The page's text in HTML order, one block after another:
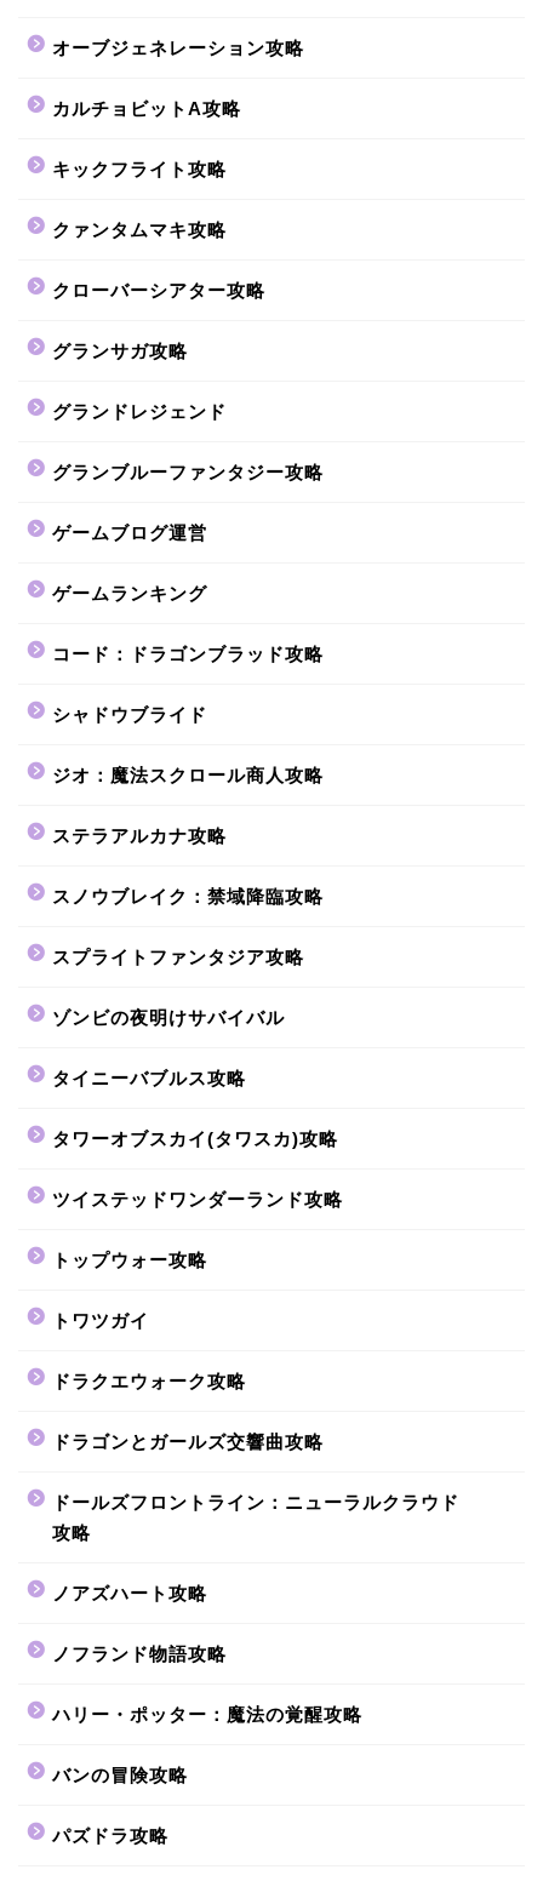
オーブジェネレーション攻略
カルチョビットA攻略
キックフライト攻略
クァンタムマキ攻略
クローバーシアター攻略
グランサガ攻略
グランドレジェンド
グランブルーファンタジー攻略
ゲームブログ運営
ゲームランキング
コード：ドラゴンブラッド攻略
シャドウブライド
ジオ：魔法スクロール商人攻略
ステラアルカナ攻略
スノウブレイク：禁域降臨攻略
スプライトファンタジア攻略
ゾンビの夜明けサバイバル
タイニーバブルス攻略
タワーオブスカイ(タワスカ)攻略
ツイステッドワンダーランド攻略
トップウォー攻略
トワツガイ
ドラクエウォーク攻略
ドラゴンとガールズ交響曲攻略
ドールズフロントライン：ニューラルクラウド
攻略
ノアズハート攻略
ノフランド物語攻略
ハリー・ポッター：魔法の覚醒攻略
バンの冒険攻略
パズドラ攻略